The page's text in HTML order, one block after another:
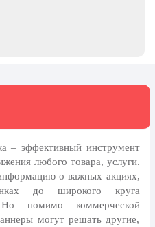
– эффективный инструмент
любого товара, услуги.
о важных акциях,
до широкого круга
Но помимо коммерческой
могут решать другие,